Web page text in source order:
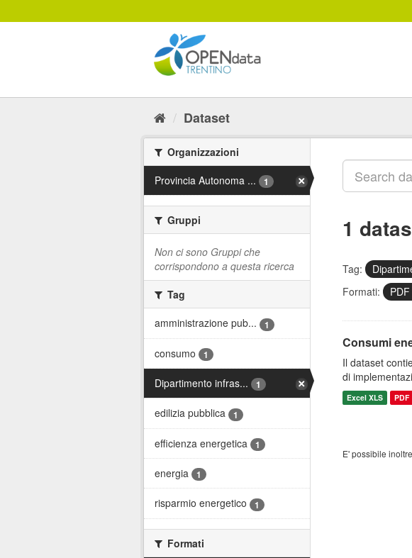
al
Dataset
Organizzazioni
Provincia Autonoma ...
1
Gruppi
Non ci sono Gruppi che
corrispondono a questa ricerca
Tag
amministrazione pub...
1
consumo 1
Dipartimento infras... 1
edilizia pubblica 1
efficienza energetica 1
energia 1
risparmio energetico 1
Formati
1
Tag:
Formati:
PDF
Consumi
Il dataset
di
Excel XLS PDF
E' possibile